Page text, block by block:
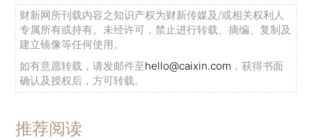
财新网所刊载内容之知识产权为财新传媒及/或相关权利人
专属所有或持有。未经许可，禁止进行转载、摘编、复制及
建立镜像等任何使用。
如有意愿转载，请发邮件至hello@caixin.com ，获得书面
确认及授权后，方可转载。
推荐阅读